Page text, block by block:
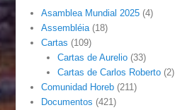
Asamblea Mundial 2025 (4)
Assembléia (18)
Cartas (109)
Cartas de Aurelio(33)
Cartas de Carlos Roberto(2)
Comunidad Horeb (211)
Documentos (421)